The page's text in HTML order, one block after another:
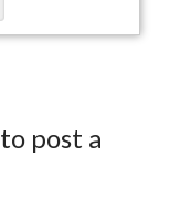
to post a